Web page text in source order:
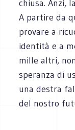
chiusa. Anzi,
A partire da
provare a
identità e a
mille altri,
speranza di
una destra
del nostro